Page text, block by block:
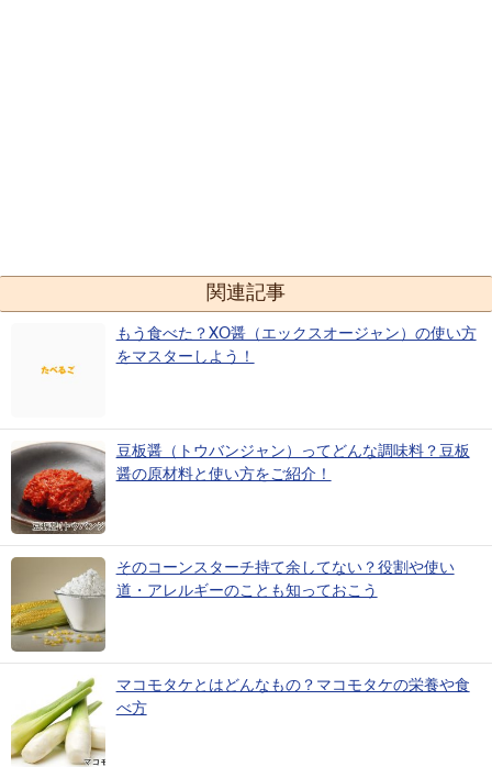
関連記事
もう食べた？XO醤（エックスオージャン）の使い方
をマスターしよう！
豆板醤（トウバンジャン）ってどんな調味料？豆板
醤の原材料と使い方をご紹介！
そのコーンスターチ持て余してない？役割や使い
道・アレルギーのことも知っておこう
マコモタケとはどんなもの？マコモタケの栄養や食
べ方